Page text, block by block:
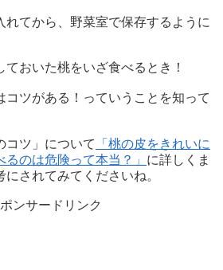
れてから、野菜室で保存するように
おいた桃をいざ食べるとき！
コツがある！っていうことを知って
コツ」について
「桃の皮をきれいに
のは危険って本当？」 に詳しくま
されてみてくださいね。
ンサードリンク